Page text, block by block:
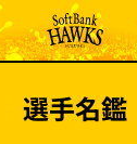
選手名鑑